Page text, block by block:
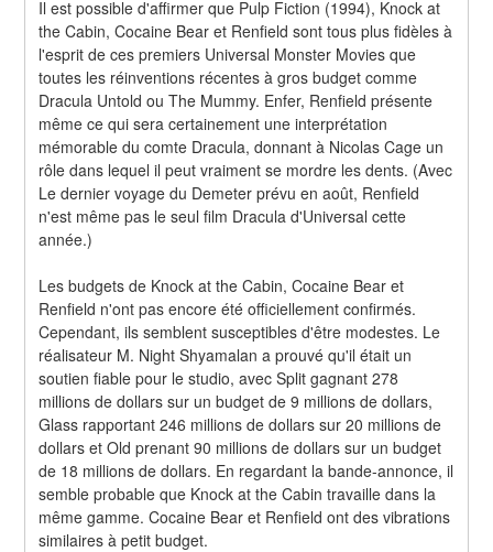
Il est possible d'affirmer que Pulp Fiction (1994), Knock at
the Cabin, Cocaine Bear et Renfield sont tous plus fidèles à
l'esprit de ces premiers Universal Monster Movies que
toutes les réinventions récentes à gros budget comme
Dracula Untold ou The Mummy. Enfer, Renfield présente
même ce qui sera certainement une interprétation
mémorable du comte Dracula, donnant à Nicolas Cage un
rôle dans lequel il peut vraiment se mordre les dents. (Avec
Le dernier voyage du Demeter prévu en août, Renfield
n'est même pas le seul film Dracula d'Universal cette
année.)
Les budgets de Knock at the Cabin, Cocaine Bear et
Renfield n'ont pas encore été officiellement confirmés.
Cependant, ils semblent susceptibles d'être modestes. Le
réalisateur M. Night Shyamalan a prouvé qu'il était un
soutien fiable pour le studio, avec Split gagnant 278
millions de dollars sur un budget de 9 millions de dollars,
Glass rapportant 246 millions de dollars sur 20 millions de
dollars et Old prenant 90 millions de dollars sur un budget
de 18 millions de dollars. En regardant la bande-annonce, il
semble probable que Knock at the Cabin travaille dans la
même gamme. Cocaine Bear et Renfield ont des vibrations
similaires à petit budget.